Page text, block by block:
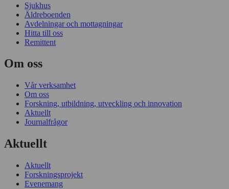
Sjukhus
Äldreboenden
Avdelningar och mottagningar
Hitta till oss
Remittent
Om oss
Vår verksamhet
Om oss
Forskning, utbildning, utveckling och innovation
Aktuellt
Journalfrågor
Aktuellt
Aktuellt
Forskningsprojekt
Evenemang